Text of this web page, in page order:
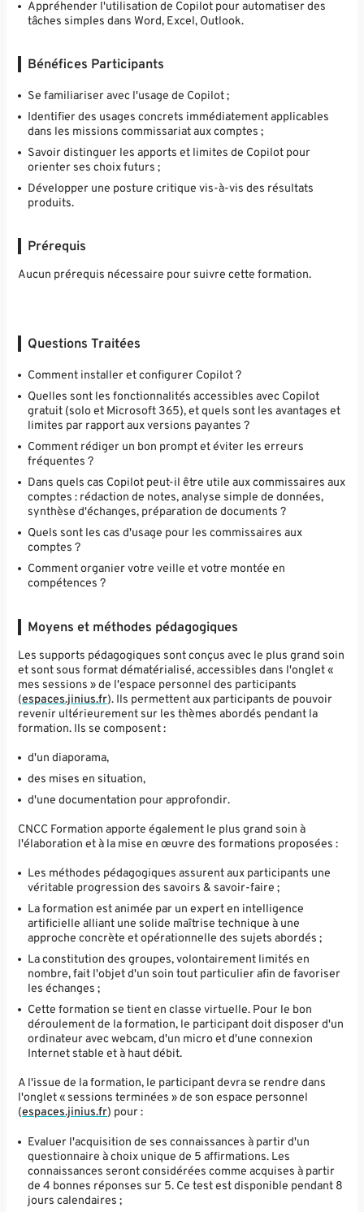
Appréhender l'utilisation de Copilot pour automatiser des
tâches simples dans Word, Excel, Outlook.
Bénéfices Participants
Se familiariser avec l'usage de Copilot ;
Identifier des usages concrets immédiatement applicables
dans les missions commissariat aux comptes ;
Savoir distinguer les apports et limites de Copilot pour
orienter ses choix futurs ;
Développer une posture critique vis-à-vis des résultats
produits.
Prérequis
Aucun prérequis nécessaire pour suivre cette formation.
Questions Traitées
Comment installer et configurer Copilot ?
Quelles sont les fonctionnalités accessibles avec Copilot
gratuit (solo et Microsoft 365), et quels sont les avantages et
limites par rapport aux versions payantes ?
Comment rédiger un bon prompt et éviter les erreurs
fréquentes ?
Dans quels cas Copilot peut-il être utile aux commissaires aux
comptes : rédaction de notes, analyse simple de données,
synthèse d'échanges, préparation de documents ?
Quels sont les cas d'usage pour les commissaires aux
comptes ?
Comment organier votre veille et votre montée en
compétences ?
Moyens et méthodes pédagogiques
Les supports pédagogiques sont conçus avec le plus grand soin
et sont sous format dématérialisé, accessibles dans l'onglet «
mes sessions » de l'espace personnel des participants
(espaces.jinius.fr). Ils permettent aux participants de pouvoir
revenir ultérieurement sur les thèmes abordés pendant la
formation. Ils se composent :
d'un diaporama,
des mises en situation,
d'une documentation pour approfondir.
CNCC Formation apporte également le plus grand soin à
l'élaboration et à la mise en œuvre des formations proposées :
Les méthodes pédagogiques assurent aux participants une
véritable progression des savoirs & savoir-faire ;
La formation est animée par un expert en intelligence
artificielle alliant une solide maîtrise technique à une
approche concrète et opérationnelle des sujets abordés ;
La constitution des groupes, volontairement limités en
nombre, fait l'objet d'un soin tout particulier afin de favoriser
les échanges ;
Cette formation se tient en classe virtuelle. Pour le bon
déroulement de la formation, le participant doit disposer d'un
ordinateur avec webcam, d'un micro et d'une connexion
Internet stable et à haut débit.
A l'issue de la formation, le participant devra se rendre dans
l'onglet « sessions terminées » de son espace personnel
(espaces.jinius.fr) pour :
Evaluer l'acquisition de ses connaissances à partir d'un
questionnaire à choix unique de 5 affirmations. Les
connaissances seront considérées comme acquises à partir
de 4 bonnes réponses sur 5. Ce test est disponible pendant 8
jours calendaires ;